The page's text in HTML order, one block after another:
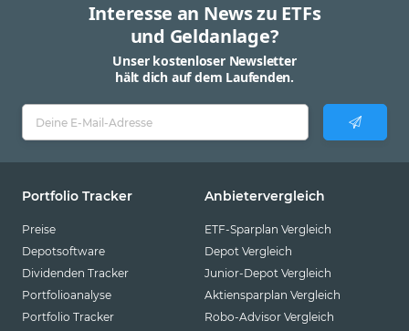
Interesse an News zu ETFs
und Geldanlage?
Unser kostenloser Newsletter
hält dich auf dem Laufenden.
Portfolio Tracker
Preise
Depotsoftware
Dividenden Tracker
Portfolioanalyse
Portfolio Tracker
Anbietervergleich
ETF-Sparplan Vergleich
Depot Vergleich
Junior-Depot Vergleich
Aktiensparplan Vergleich
Robo-Advisor Vergleich